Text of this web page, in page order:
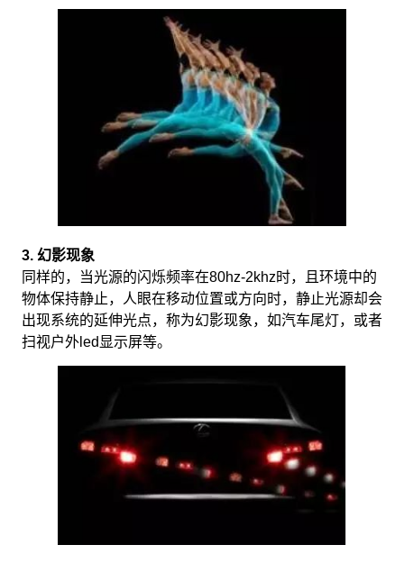
3. 幻影现象
同样的，当光源的闪烁频率在80hz-2khz时，且环境中的
物体保持静止，人眼在移动位置或方向时，静止光源却会
出现系统的延伸光点，称为幻影现象，如汽车尾灯，或者
扫视户外led显示屏等。